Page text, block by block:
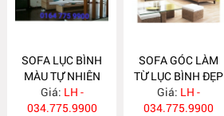
SOFA LỤC BÌNH
MÀU TỰ NHIÊN
LB46
Giá: LH -
034.775.9900
SOFA GÓC LÀM
TỪ LỤC BÌNH ĐẸP
LB45
Giá: LH -
034.775.9900